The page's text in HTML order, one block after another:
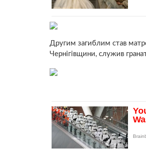
Другим загиблим став
Чернігівщини, служив